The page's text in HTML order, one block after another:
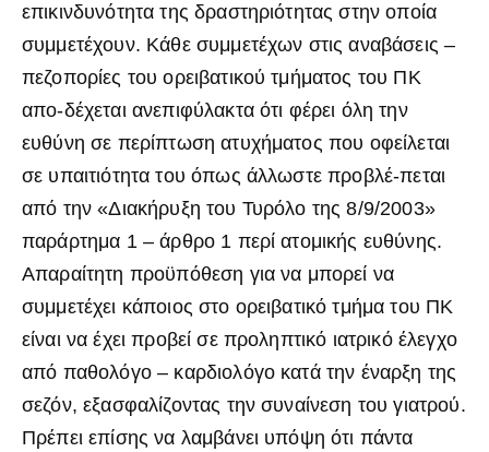
επικινδυνότητα της δραστηριότητας στην οποία
συμμετέχουν. Κάθε συμμετέχων στις αναβάσεις –
πεζοπορίες του ορειβατικού τμήματος του ΠΚ
απο-δέχεται ανεπιφύλακτα ότι φέρει όλη την
ευθύνη σε περίπτωση ατυχήματος που οφείλεται
σε υπαιτιότητα του όπως άλλωστε προβλέ-πεται
από την «Διακήρυξη του Τυρόλο της 8/9/2003»
παράρτημα 1 – άρθρο 1 περί ατομικής ευθύνης.
Απαραίτητη προϋπόθεση για να μπορεί να
συμμετέχει κάποιος στο ορειβατικό τμήμα του ΠΚ
είναι να έχει προβεί σε προληπτικό ιατρικό έλεγχο
από παθολόγο – καρδιολόγο κατά την έναρξη της
σεζόν, εξασφαλίζοντας την συναίνεση του γιατρού.
Πρέπει επίσης να λαμβάνει υπόψη ότι πάντα